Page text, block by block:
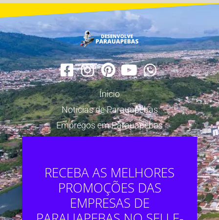
Ínicio
Notícias de Parauapebas
Empregos em Parauapebas
RECEBA AS MELHORES
PROMOÇÕES DAS
EMPRESAS DE